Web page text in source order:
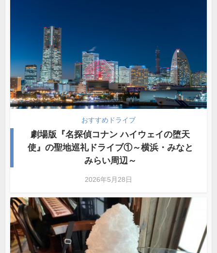
おすすめドライブ
劇場版『名探偵コナン ハイウェイの堕天
使』の聖地巡礼ドライブ①～横浜・みなと
みらい周辺～
2026年5月28日